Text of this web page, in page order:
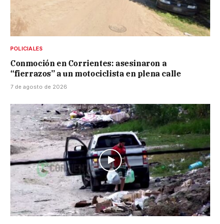
POLICIALES
Conmoción en Corrientes: asesinaron a
“fierrazos” a un motociclista en plena calle
7 de agosto de 2026